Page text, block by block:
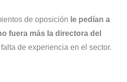
de oposición le pedían a
fuera más la directora del
de experiencia en el sector.